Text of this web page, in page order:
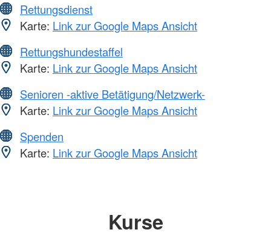
Rettungsdienst
Karte: Link zur Google Maps Ansicht
Rettungshundestaffel
Karte: Link zur Google Maps Ansicht
Senioren -aktive Betätigung/Netzwerk-
Karte: Link zur Google Maps Ansicht
Spenden
Karte: Link zur Google Maps Ansicht
Kurse